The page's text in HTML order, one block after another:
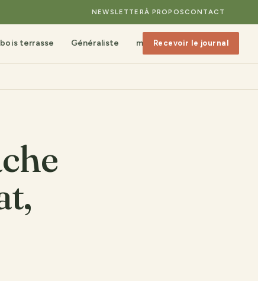
NEWSLETTERÀ PROPOSCONTACT
terrasse Généraliste mobilier de jardin
Recevoir le journal